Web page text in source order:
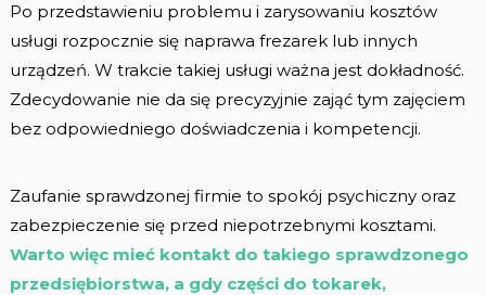
Po przedstawieniu problemu i zarysowaniu kosztów
usługi rozpocznie się naprawa frezarek lub innych
urządzeń. W trakcie takiej usługi ważna jest dokładność.
Zdecydowanie nie da się precyzyjnie zająć tym zajęciem
bez odpowiedniego doświadczenia i kompetencji.
Zaufanie sprawdzonej firmie to spokój psychiczny oraz
zabezpieczenie się przed niepotrzebnymi kosztami.
Warto więc mieć kontakt do takiego sprawdzonego
przedsiębiorstwa, a gdy części do tokarek,